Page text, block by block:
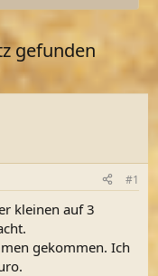
gefunden
#1
kleinen auf 3
gekommen. Ich